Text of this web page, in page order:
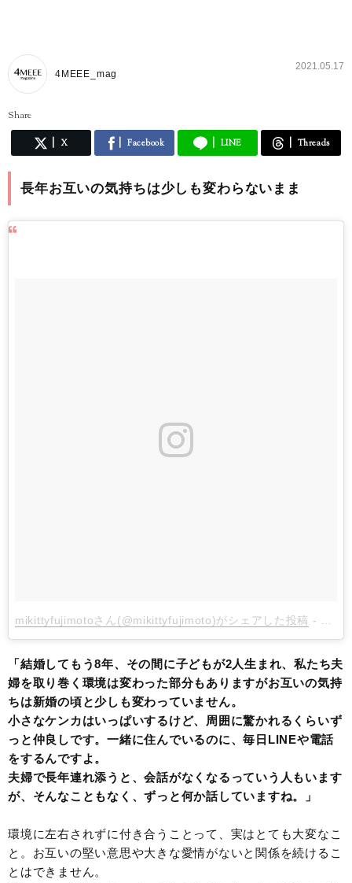
4MEEE_mag
2021.05.17
Share
X Facebook LINE Threads
長年お互いの気持ちは少しも変わらないまま
mikittyfujimotoさん(@mikittyfujimoto)がシェアした投稿 -
「結婚してもう8年、その間に子どもが2人生まれ、私たち夫
婦を取り巻く環境は変わった部分もありますがお互いの気持
ちは新婚の頃と少しも変わっていません。
小さなケンカはいっぱいするけど、周囲に驚かれるくらいず
っと仲良しです。一緒に住んでいるのに、毎日LINEや電話
をするんですよ。
夫婦で長年連れ添うと、会話がなくなるっていう人もいます
が、そんなこともなく、ずっと何か話していますね。」
環境に左右されずに付き合うことって、実はとても大変なこ
と。お互いの堅い意思や大きな愛情がないと関係を続けるこ
とはできません。